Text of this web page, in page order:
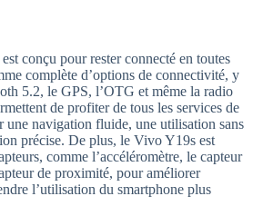
conçu pour rester connecté en toutes
complète d’options de connectivité, y
5.2, le GPS, l’OTG et même la radio
de profiter de tous les services de
une navigation fluide, une utilisation sans
précise. De plus, le Vivo Y19s est
comme l’accéléromètre, le capteur
de proximité, pour améliorer
l’utilisation du smartphone plus